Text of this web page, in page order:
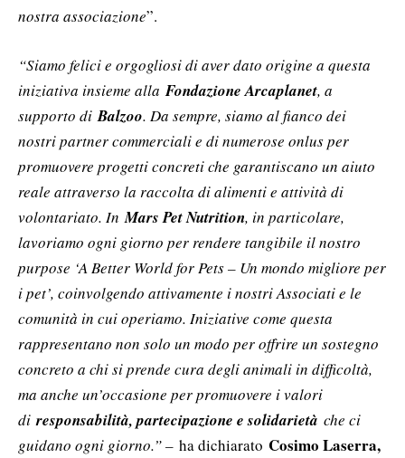
nostra associazione”.
“Siamo felici e orgogliosi di aver dato origine a questa
iniziativa insieme allaFondazione Arcaplanet, a
supporto diBalzoo. Da sempre, siamo al fianco dei
nostri partner commerciali e di numerose onlus per
promuovere progetti concreti che garantiscano un aiuto
reale attraverso la raccolta di alimenti e attività di
volontariato. InMars Pet Nutrition, in particolare,
lavoriamo ogni giorno per rendere tangibile il nostro
purpose ‘A Better World for Pets – Un mondo migliore per
i pet’, coinvolgendo attivamente i nostri Associati e le
comunità in cui operiamo. Iniziative come questa
rappresentano non solo un modo per offrire un sostegno
concreto a chi si prende cura degli animali in difficoltà,
ma anche un’occasione per promuovere i valori
diresponsabilità, partecipazione e solidarietà che ci
guidano ogni giorno.” – ha dichiarato Cosimo Laserra,